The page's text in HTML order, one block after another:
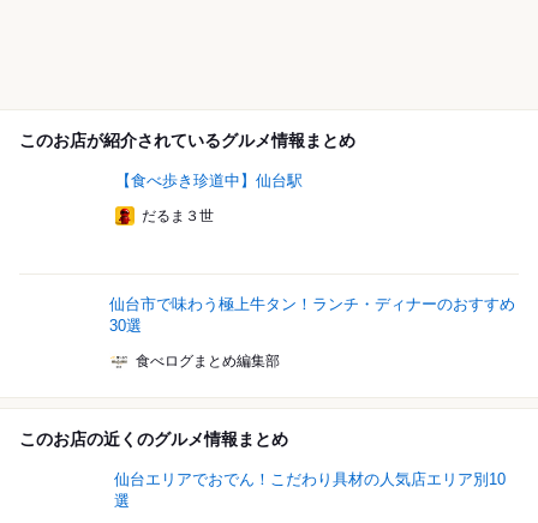
このお店が紹介されているグルメ情報まとめ
【食べ歩き珍道中】仙台駅
だるま３世
仙台市で味わう極上牛タン！ランチ・ディナーのおすすめ
30選
食べログまとめ編集部
このお店の近くのグルメ情報まとめ
仙台エリアでおでん！こだわり具材の人気店エリア別10
選